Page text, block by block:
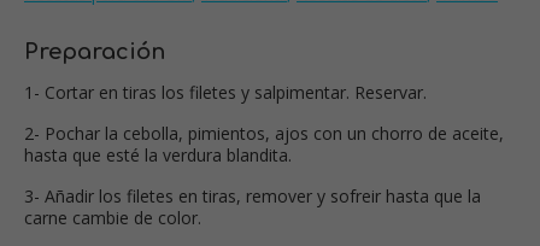
Preparación
1- Cortar en tiras los filetes y salpimentar. Reservar.
2- Pochar la cebolla, pimientos, ajos con un chorro de aceite,
hasta que esté la verdura blandita.
3- Añadir los filetes en tiras, remover y sofreir hasta que la
carne cambie de color.